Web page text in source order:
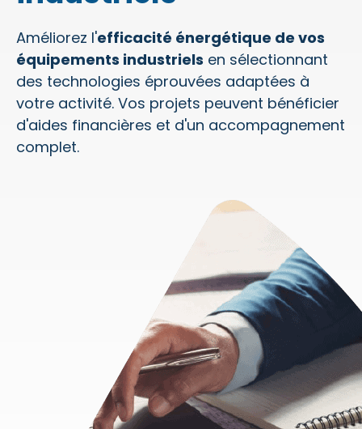
Améliorez l'efficacité énergétique de vos
équipements industriels en sélectionnant
des technologies éprouvées adaptées à
votre activité. Vos projets peuvent bénéficier
d'aides financières et d'un accompagnement
complet.